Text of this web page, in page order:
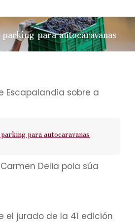
para autocaravanas
Estás aquí:
Escapalandia sobre a
para autocaravanas
Delia pola súa
el jurado de la 41 edición